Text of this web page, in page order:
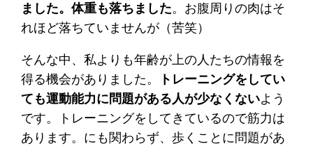
ました。体重も落ちました。お腹周りの肉はそ
れほど落ちていませんが（苦笑）
そんな中、私よりも年齢が上の人たちの情報を
得る機会がありました。
トレーニングをしてい
ても運動能力に問題がある人が少なくないよう
です。トレーニングをしてきているので筋力は
あります。にも関わらず、歩くことに問題があ